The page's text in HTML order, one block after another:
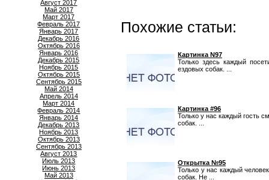
Август 2017
Май 2017
Март 2017
Февраль 2017
Январь 2017
Декабрь 2016
Октябрь 2016
Январь 2016
Декабрь 2015
Ноябрь 2015
Октябрь 2015
Сентябрь 2015
Май 2014
Апрель 2014
Март 2014
Февраль 2014
Январь 2014
Декабрь 2013
Ноябрь 2013
Октябрь 2013
Сентябрь 2013
Август 2013
Июль 2013
Июнь 2013
Май 2013
Похожие статьи:
Картинка N97
Только здесь каждый
ездовых собак. ...
Картинка #96
Только у нас каждый гость
собак. ...
Открытка №95
Только у нас каждый
собак. Не ...